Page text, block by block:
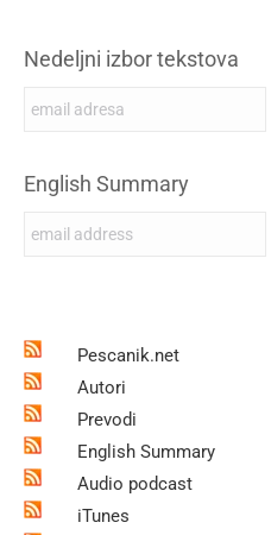
Nedeljni izbor tekstova
English Summary
Pescanik.net
Autori
Prevodi
English Summary
Audio podcast
iTunes